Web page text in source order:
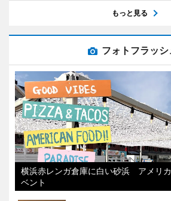
もっと見る
フォトフラッシ
横浜赤レンガ倉庫に白い砂浜 アメリ
ベント